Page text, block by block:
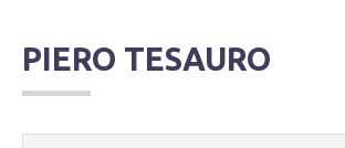
PIERO TESAURO